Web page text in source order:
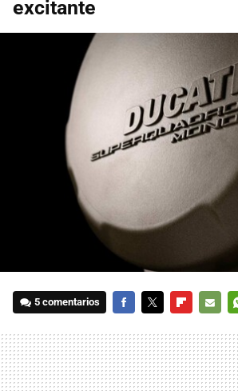
excitante
5 comentarios
MAIL